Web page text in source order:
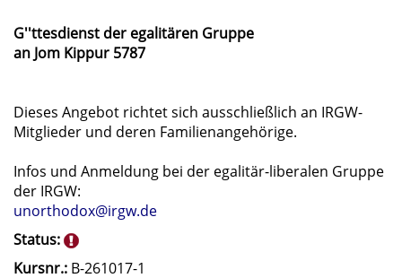
G''ttesdienst der egalitären Gruppe
an Jom Kippur 5787
Dieses Angebot richtet sich ausschließlich an IRGW-
Mitglieder und deren Familienangehörige.
Infos und Anmeldung bei der egalitär-liberalen Gruppe
der IRGW:
unorthodox@irgw.de
Status:
Kursnr.: B-261017-1